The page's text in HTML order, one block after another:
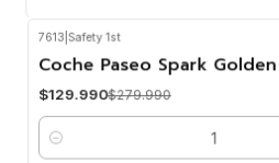
-54% OFF
7613| Safety 1st
Coche Paseo Spark
$129.990$279.990
Cantidad